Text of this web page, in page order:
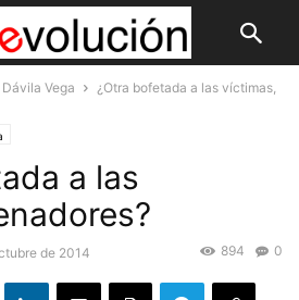
Vega
¿Otra bofetada a las víctimas,
a las
de 2014 0
894